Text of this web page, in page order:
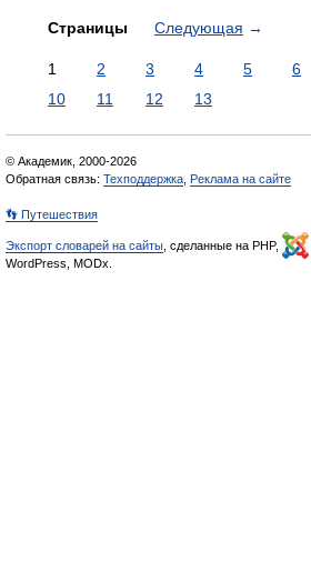
Страницы Следующая →
1 2 3 4 5 6
10
11 12 13
© Академик, 2000-2026
Обратная связь: Техподдержка Реклама на сайте
👣 Путешествия
Экспорт словарей на сайты , сделанные на PHP,
WordPress, MODx.